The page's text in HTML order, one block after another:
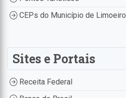
CEPs do Município de Limoeiro
Sites e Portais
Receita Federal